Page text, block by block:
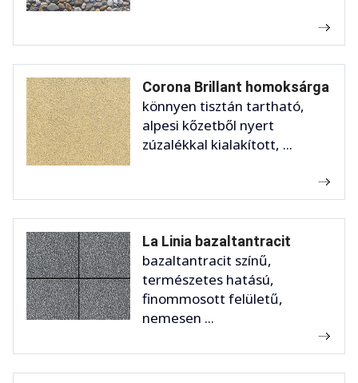
Corona Brillant homoksárga
könnyen tisztán tartható,
alpesi kőzetből nyert
zúzalékkal kialakított, ...
La Linia bazaltantracit
bazaltantracit színű,
természetes hatású,
finommosott felületű,
nemesen ...